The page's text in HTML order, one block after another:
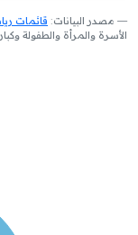
مصدر البيانات: قائمات
الأسرة والمرأة والطفولة وكبار السن بتاريخ